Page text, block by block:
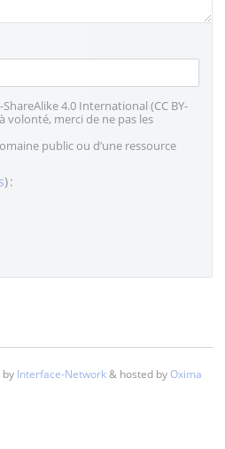
4.0 International (CC BY-
volonté, merci de ne pas les
public ou d’une ressource
) :
Interface-Network& hosted byOxima